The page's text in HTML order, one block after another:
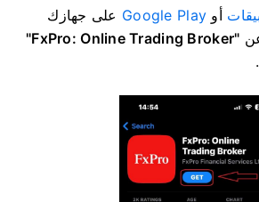
أو Google Play على جهازك
"FxPro: Online Trading Broker"
.